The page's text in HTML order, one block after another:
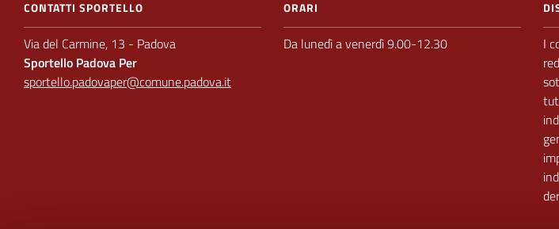
CONTATTI SPORTELLO
Via del Carmine, 13 - Padova
Sportello Padova Per
sportello.padovaper@comune.padova.it
ORARI
Da lunedì a venerdì 9.00-12.30
I